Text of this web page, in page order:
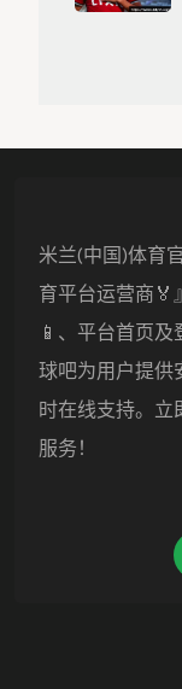
米兰(中国)体育
育平台运营商🏅
📱、平台首页
球吧为用户提供
时在线支持。立
服务！